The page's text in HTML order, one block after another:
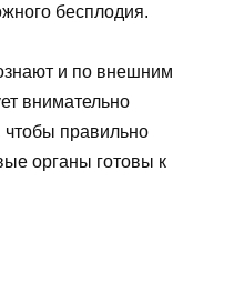
бесплодия.
и по внешним
внимательно
чтобы правильно
органы готовы к